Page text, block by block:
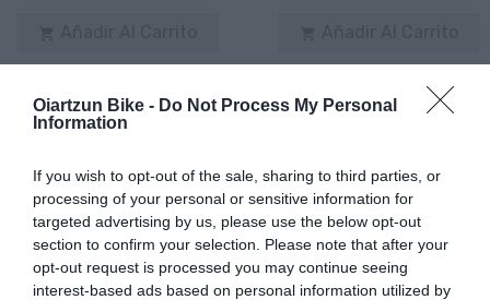
Oiartzun Bike - Do Not Process My Personal
Information
If you wish to opt-out of the sale, sharing to third parties, or
processing of your personal or sensitive information for
targeted advertising by us, please use the below opt-out
section to confirm your selection. Please note that after your
opt-out request is processed you may continue seeing
interest-based ads based on personal information utilized by
con un cuadro Stealth Air
Carbon de 2,650g de ...
2024 disfruta de una